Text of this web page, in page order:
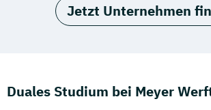
Jetzt Unternehmen
Duales Studium bei Meyer